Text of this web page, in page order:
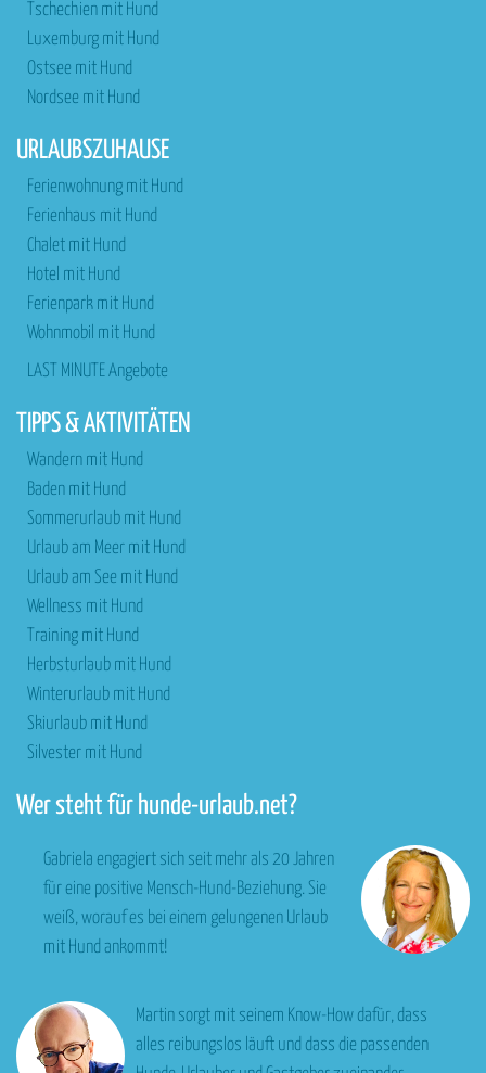
Tschechien mit Hund
Luxemburg mit Hund
Ostsee mit Hund
Nordsee mit Hund
URLAUBSZUHAUSE
Ferienwohnung mit Hund
Ferienhaus mit Hund
Chalet mit Hund
Hotel mit Hund
Ferienpark mit Hund
Wohnmobil mit Hund
LAST MINUTE Angebote
TIPPS & AKTIVITÄTEN
Wandern mit Hund
Baden mit Hund
Sommerurlaub mit Hund
Urlaub am Meer mit Hund
Urlaub am See mit Hund
Wellness mit Hund
Training mit Hund
Herbsturlaub mit Hund
Winterurlaub mit Hund
Skiurlaub mit Hund
Silvester mit Hund
Wer steht für hunde-urlaub.net?
Gabriela engagiert sich seit mehr als 20 Jahren
für eine positive Mensch-Hund-Beziehung. Sie
weiß, worauf es bei einem gelungenen Urlaub
mit Hund ankommt!
Martin sorgt mit seinem Know-How dafür, dass
alles reibungslos läuft und dass die passenden